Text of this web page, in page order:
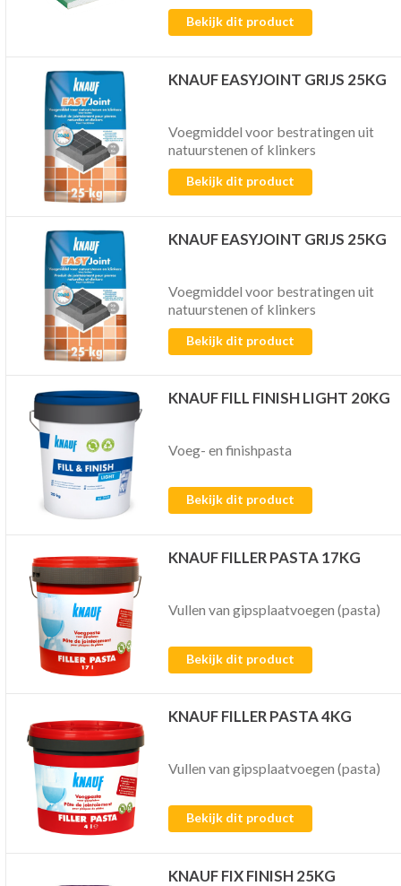
Bekijk dit product
KNAUF EASYJOINT GRIJS 25KG
Voegmiddel voor bestratingen uit
natuurstenen of klinkers
Bekijk dit product
KNAUF EASYJOINT GRIJS 25KG
Voegmiddel voor bestratingen uit
natuurstenen of klinkers
Bekijk dit product
KNAUF FILL FINISH LIGHT 20KG
Voeg- en finishpasta
Bekijk dit product
KNAUF FILLER PASTA 17KG
Vullen van gipsplaatvoegen (pasta)
Bekijk dit product
KNAUF FILLER PASTA 4KG
Vullen van gipsplaatvoegen (pasta)
Bekijk dit product
KNAUF FIX FINISH 25KG